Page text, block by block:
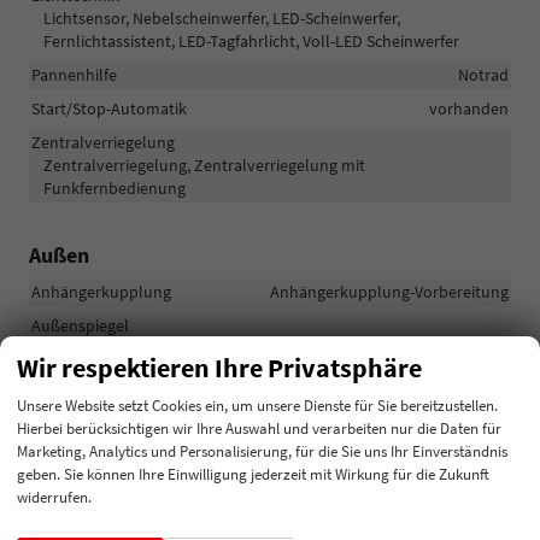
Lichtsensor, Nebelscheinwerfer, LED-Scheinwerfer,
Fernlichtassistent, LED-Tagfahrlicht, Voll-LED Scheinwerfer
Pannenhilfe
Notrad
Start/Stop-Automatik
vorhanden
Zentralverriegelung
Zentralverriegelung, Zentralverriegelung mit
Funkfernbedienung
Außen
Anhängerkupplung
Anhängerkupplung-Vorbereitung
Außenspiegel
Dachreling
Räder & Technik
Antriebsachse
Frontantrieb
Wir respektieren Ihre Privatsphäre
Unsere Website setzt Cookies ein, um unsere Dienste für Sie bereitzustellen.
Hierbei berücksichtigen wir Ihre Auswahl und verarbeiten nur die Daten für
Marketing, Analytics und Personalisierung, für die Sie uns Ihr Einverständnis
geben. Sie können Ihre Einwilligung jederzeit mit Wirkung für die Zukunft
widerrufen.